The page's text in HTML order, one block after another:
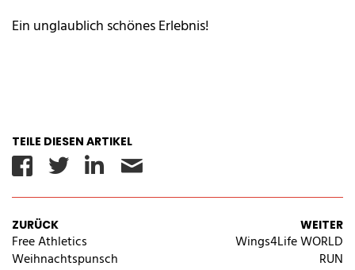
Ein unglaublich schönes Erlebnis!
TEILE DIESEN ARTIKEL
Facebook
Twitter
Linkedin
ZURÜCK
Free Athletics
Weihnachtspunsch
WEITER
Wings4Life WORLD
RUN